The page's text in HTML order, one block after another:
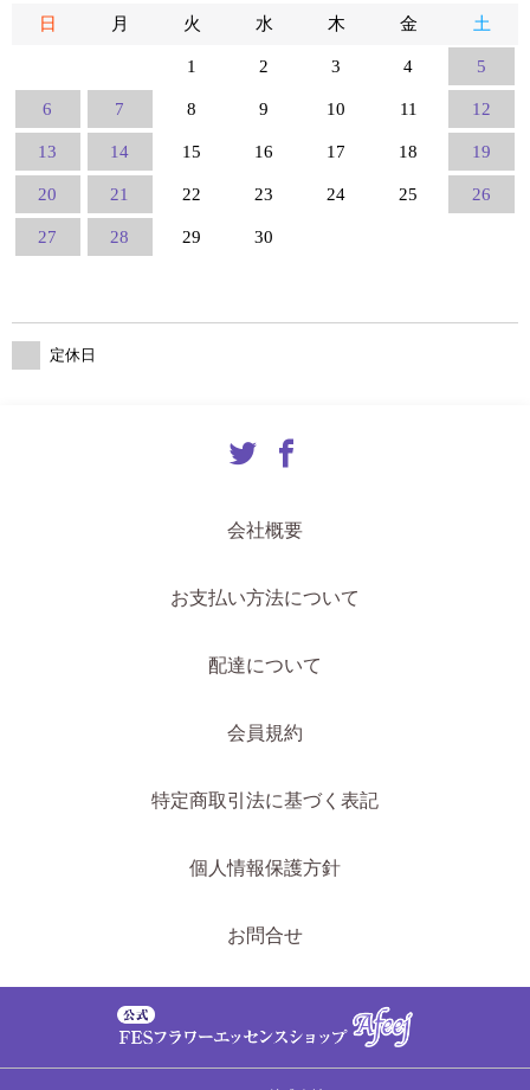
日 月 火 水 木 金 土
1 2 3 4 5
6 7 8 9 10 11 12
13 14 15 16 17 18 19
20 21 22 23 24 25 26
27 28 29 30
定休日
会社概要
お支払い方法について
配達について
会員規約
特定商取引法に基づく表記
個人情報保護方針
お問合せ